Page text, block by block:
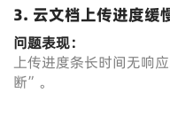
3. 云文档上传进度缓
问题表现：
上传进度条长时间无响
断”。